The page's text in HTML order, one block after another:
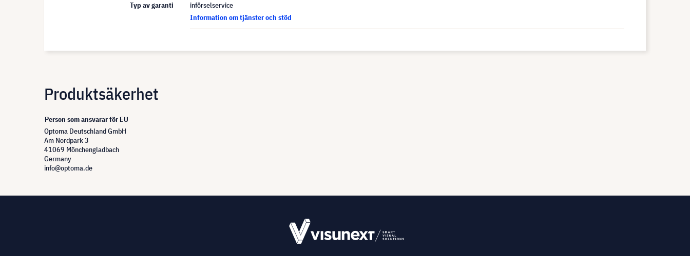
Typ av garanti
införselservice
Information om tjänster och stöd
Produktsäkerhet
Person som ansvarar för EU
Optoma Deutschland GmbH
Am Nordpark 3
41069 Mönchengladbach
Germany
info@optoma.de